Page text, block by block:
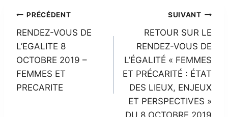
Navigation
de
l’article
PRÉCÉDENT
RENDEZ-VOUS DE
L’EGALITE 8
OCTOBRE 2019 –
FEMMES ET
PRECARITE
SUIVANT
RETOUR SUR LE
RENDEZ-VOUS DE
L’ÉGALITÉ « FEMMES
ET PRÉCARITÉ : ÉTAT
DES LIEUX, ENJEUX
ET PERSPECTIVES »
DU 8 OCTOBRE 2019